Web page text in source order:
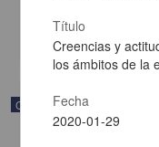
Correspondencia postal
Título
Creencias y
los ámbitos de la
Fecha
2020-01-29